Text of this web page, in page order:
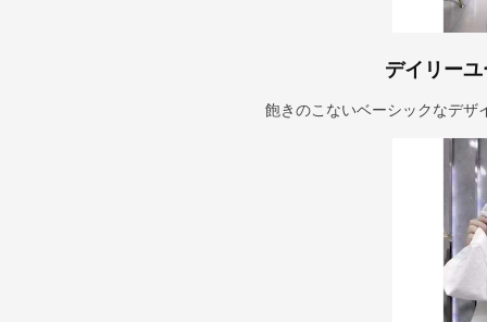
デイリー
飽きのこないベーシックなデザ